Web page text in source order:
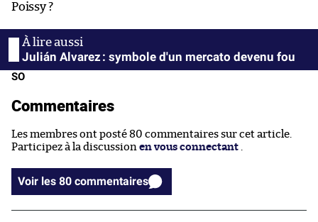
Poissy ?
Julián Alvarez : symbole d'un mercato devenu fou
SO
Commentaires
Les membres ont posté 80 commentaires sur cet article.
Participez à la discussion en vous connectant .
Voir les 80 commentaires